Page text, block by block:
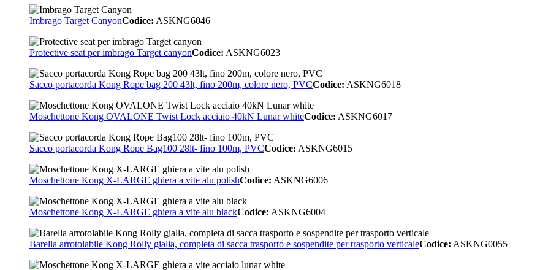
Imbrago Target CanyonCodice: ASKNG6046
Protective seat per imbrago Target canyonCodice: ASKNG6023
Sacco portacorda Kong Rope bag 200 43lt, fino 200m, colore nero, PVCCodice: ASKNG6018
Moschettone Kong OVALONE Twist Lock acciaio 40kN Lunar whiteCodice: ASKNG6017
Sacco portacorda Kong Rope Bag100 28lt- fino 100m, PVCCodice: ASKNG6015
Moschettone Kong X-LARGE ghiera a vite alu polishCodice: ASKNG6006
Moschettone Kong X-LARGE ghiera a vite alu blackCodice: ASKNG6004
Barella arrotolabile Kong Rolly gialla, completa di sacca trasporto e sospendite per trasporto verticaleCodice: ASKNG0055